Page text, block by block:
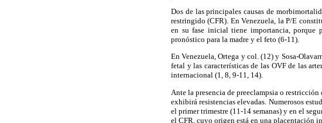
Dos de las principales causas de
restringido (CFR). En Venezuela, la P/E
en su fase inicial tiene importancia, porque
pronóstico para la madre y el feto (6-11).
En Venezuela, Ortega y col. (12) y Sosa-
fetal y las características de las OVF de las
internacional (1, 8, 9-11, 14).
Ante la presencia de preeclampsia o
exhibirá resistencias elevadas. Numerosos
el primer trimestre (11-14 semanas) y en el
el CFR, cuyo origen está en una placentación